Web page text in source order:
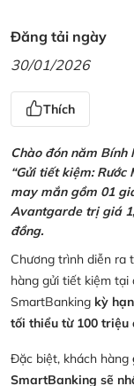
Đăng tải ngày
30/01/2026
Thích
Chào đón năm Bính
“Gửi tiết kiệm:
may mắn gồm 01
Avantgarde trị giá
đồng.
Chương trình diễn ra
hàng gửi tiết kiệm tại
SmartBanking kỳ
tối thiểu từ 100 triệu
Đặc biệt, khách hàng
SmartBanking sẽ